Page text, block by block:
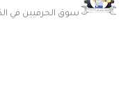
سوق الحرفيين في